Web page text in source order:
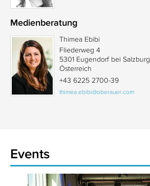
Medienberatung
Thimea Ebibi
Fliederweg 4
5301 Eugendorf bei Salzburg
Österreich
+43 6225 2700-39
thimea.ebibi@oberauer.com
Events